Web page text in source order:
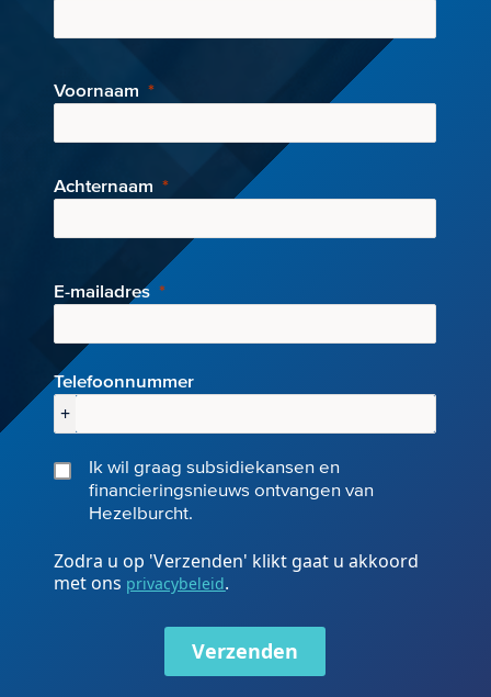
Voornaam
Achternaam
E-mailadres
Telefoonnummer
+
Ik wil graag subsidiekansen en
financieringsnieuws ontvangen van
Hezelburcht.
Zodra u op 'Verzenden' klikt gaat u akkoord
met ons privacybeleid.
Verzenden